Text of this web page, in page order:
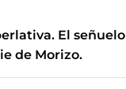
El señuelo
de Morizo.